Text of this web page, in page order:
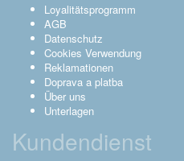
Loyalitätsprogramm
AGB
Datenschutz
Cookies Verwendung
Reklamationen
Doprava a platba
Über uns
Unterlagen
Kundendienst